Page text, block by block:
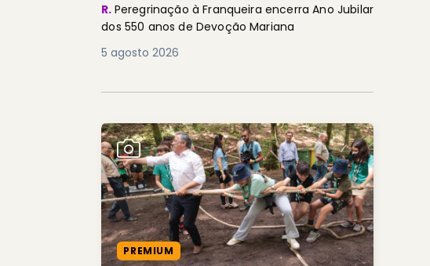
R. Peregrinação à Franqueira encerra Ano Jubilar
dos 550 anos de Devoção Mariana
5 agosto 2026
PREMIUM